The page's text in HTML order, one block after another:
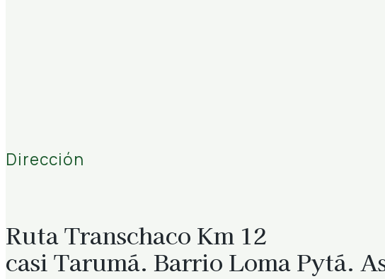
Dirección
Ruta Transchaco Km 12
casi Tarumá. Barrio Loma Pytá.